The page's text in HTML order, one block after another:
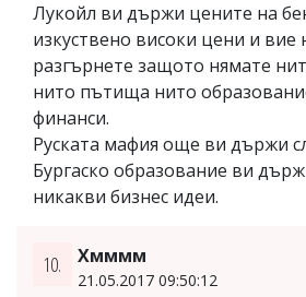
Лукойл ви държи цените на
изкуствено високи цени и вие
разгърнете защото нямате
нито пътища нито
финанси.
Руската мафия още ви държи
Бургаско образование ви
никакви бизнес идеи.
10. Хмммм
21.05.2017 09:50:12